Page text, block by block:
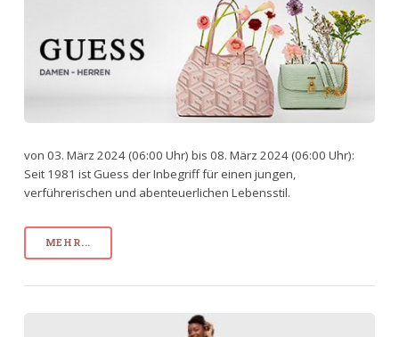
von 03. März 2024 (06:00 Uhr) bis 08. März 2024 (06:00 Uhr):
Seit 1981 ist Guess der Inbegriff für einen jungen,
verführerischen und abenteuerlichen Lebensstil.
MEHR...